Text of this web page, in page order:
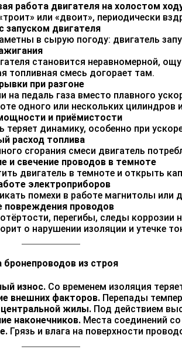
работа двигателя на холостом
или «двоит», периодически
запуском двигателя
в сырую погоду: двигатель
становится неравномерной,
топливная смесь догорает там.
при разгоне
на педаль газа вместо плавного
одного или нескольких цилиндров
и приёмистости
теряет динамику, особенно при
расход топлива
сгорания смеси двигатель
и свечение проводов в темноте
двигатель в темноте и открыть
электроприборов
помехи в работе магнитолы или
повреждения проводов
перегибы, следы коррозии
о нарушении изоляции и утечке
из строя
износ. Со временем изоляция
внешних факторов. Перепады
жилы. Под действием
наконечников. Места соединений
Грязь и влага на поверхности